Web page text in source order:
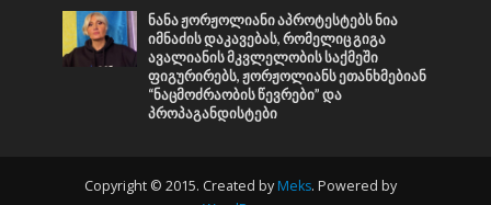
ნანა ჟორჟოლიანი აპროტესტებს ნია
იმნაძის დაკავებას, რომელიც გიგა
ავალიანის მკვლელობის საქმეში
ფიგურირებს, ჟორჟოლიანს ეთანხმებიან
“ნაცმოძრაობის წევრები” და
პროპაგანდისტები
Copyright © 2015. Created by Meks. Powered by